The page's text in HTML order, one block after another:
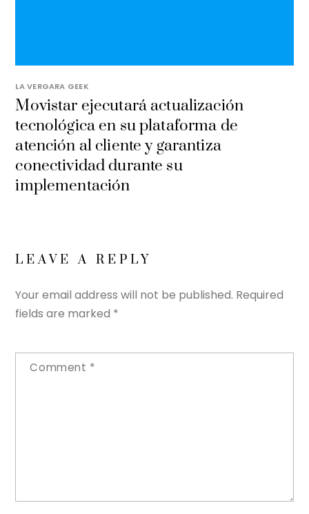
LA VERGARA GEEK
Movistar ejecutará actualización
tecnológica en su plataforma de
atención al cliente y garantiza
conectividad durante su
implementación
LEAVE A REPLY
Your email address will not be published. Required
fields are marked *
Comment *